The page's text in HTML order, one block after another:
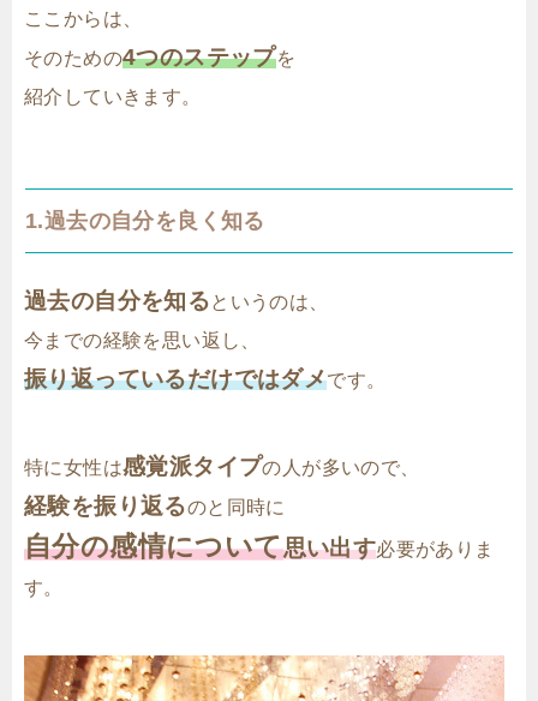
ここからは、
そのための4つのステップを
紹介していきます。
1.過去の自分を良く知る
過去の自分を知るというのは、
今までの経験を思い返し、
振り返っているだけではダメです。
特に女性は感覚派タイプの人が多いので、
経験を振り返るのと同時に
自分の感情について思い出す必要がありま
す。